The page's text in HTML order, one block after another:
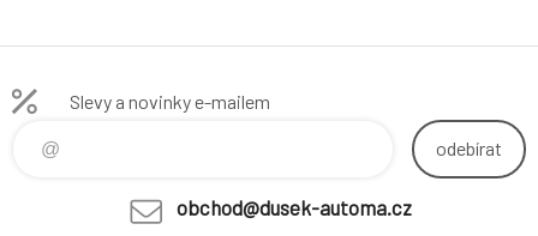
Slevy a novinky e-mailem
odebírat
obchod@dusek-automa.cz